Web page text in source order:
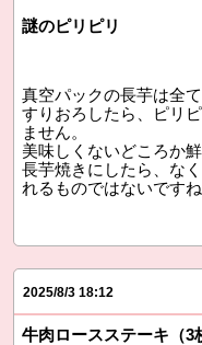
謎のピリピリ
真空パックの長芋は全
すりおろしたら、ピリ
ません。
美味しくないどころか鮮
長芋焼きにしたら、な
れるものではないですね
2025/8/3 18:12
牛肉ロースステーキ（3